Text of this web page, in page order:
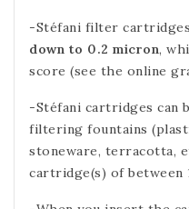
-Stéfani filter cartridges
down to 0.2 micron,
score (see the online
-Stéfani cartridges can
filtering fountains
stoneware, terracotta,
cartridge(s) of between